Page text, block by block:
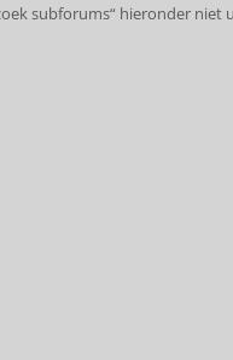
subforums“ hieronder niet